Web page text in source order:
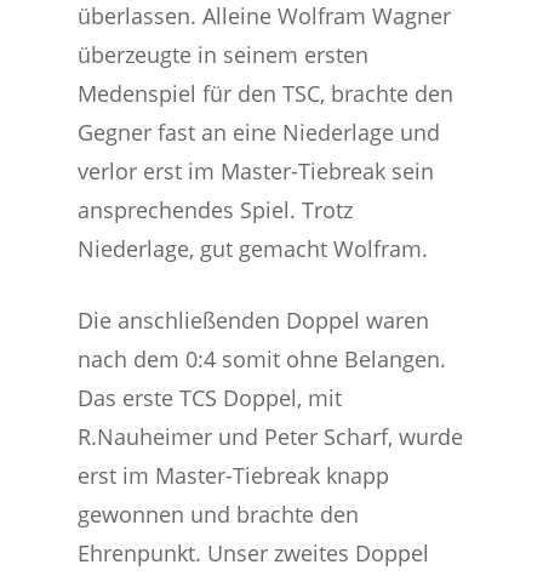
überlassen. Alleine Wolfram Wagner
überzeugte in seinem ersten
Medenspiel für den TSC, brachte den
Gegner fast an eine Niederlage und
verlor erst im Master-Tiebreak sein
ansprechendes Spiel. Trotz
Niederlage, gut gemacht Wolfram.
Die anschließenden Doppel waren
nach dem 0:4 somit ohne Belangen.
Das erste TCS Doppel, mit
R.Nauheimer und Peter Scharf, wurde
erst im Master-Tiebreak knapp
gewonnen und brachte den
Ehrenpunkt. Unser zweites Doppel